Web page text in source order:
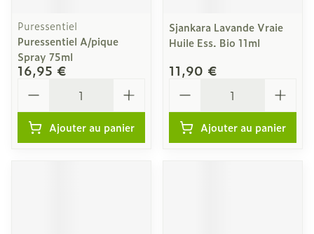
Puressentiel
Puressentiel A/pique
Spray 75ml
16,95 €
Ajouter au panier
Sjankara Lavande Vraie
Huile Ess. Bio 11ml
11,90 €
Ajouter au panier